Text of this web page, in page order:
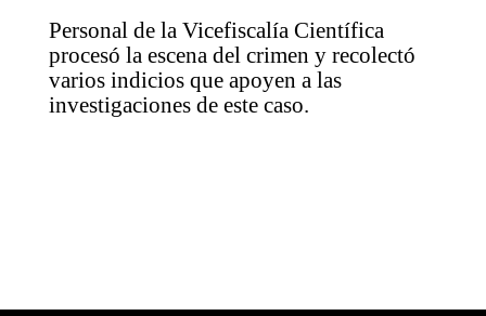
Personal de la Vicefiscalía Científica
procesó la escena del crimen y recolectó
varios indicios que apoyen a las
investigaciones de este caso.